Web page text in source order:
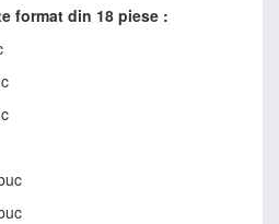
format din 18 piese :